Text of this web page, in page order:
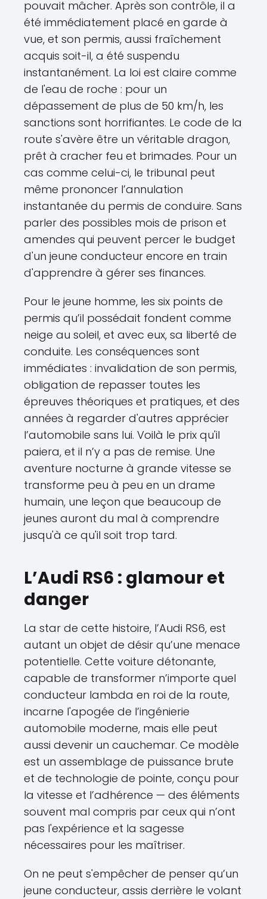
pouvait mâcher. Après son contrôle, il a
été immédiatement placé en garde à
vue, et son permis, aussi fraîchement
acquis soit-il, a été suspendu
instantanément. La loi est claire comme
de l'eau de roche : pour un
dépassement de plus de 50 km/h, les
sanctions sont horrifiantes. Le code de la
route s'avère être un véritable dragon,
prêt à cracher feu et brimades. Pour un
cas comme celui-ci, le tribunal peut
même prononcer l’annulation
instantanée du permis de conduire. Sans
parler des possibles mois de prison et
amendes qui peuvent percer le budget
d'un jeune conducteur encore en train
d'apprendre à gérer ses finances.
Pour le jeune homme, les six points de
permis qu’il possédait fondent comme
neige au soleil, et avec eux, sa liberté de
conduite. Les conséquences sont
immédiates : invalidation de son permis,
obligation de repasser toutes les
épreuves théoriques et pratiques, et des
années à regarder d'autres apprécier
l’automobile sans lui. Voilà le prix qu'il
paiera, et il n’y a pas de remise. Une
aventure nocturne à grande vitesse se
transforme peu à peu en un drame
humain, une leçon que beaucoup de
jeunes auront du mal à comprendre
jusqu'à ce qu'il soit trop tard.
L’Audi RS6 : glamour et
danger
La star de cette histoire, l’Audi RS6, est
autant un objet de désir qu’une menace
potentielle. Cette voiture détonante,
capable de transformer n’importe quel
conducteur lambda en roi de la route,
incarne l'apogée de l’ingénierie
automobile moderne, mais elle peut
aussi devenir un cauchemar. Ce modèle
est un assemblage de puissance brute
et de technologie de pointe, conçu pour
la vitesse et l’adhérence — des éléments
souvent mal compris par ceux qui n’ont
pas l'expérience et la sagesse
nécessaires pour les maîtriser.
On ne peut s'empêcher de penser qu’un
jeune conducteur, assis derrière le volant